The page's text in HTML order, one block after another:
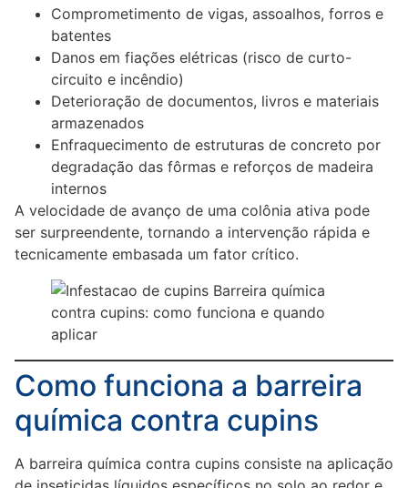
Comprometimento de vigas, assoalhos, forros e
batentes
Danos em fiações elétricas (risco de curto-
circuito e incêndio)
Deterioração de documentos, livros e materiais
armazenados
Enfraquecimento de estruturas de concreto por
degradação das fôrmas e reforços de madeira
internos
A velocidade de avanço de uma colônia ativa pode
ser surpreendente, tornando a intervenção rápida e
tecnicamente embasada um fator crítico.
Como funciona a barreira
química contra cupins
A barreira química contra cupins consiste na aplicação